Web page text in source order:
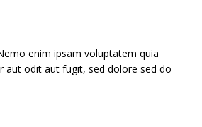
enim ipsam voluptatem quia
aut odit aut fugit, sed dolore sed do